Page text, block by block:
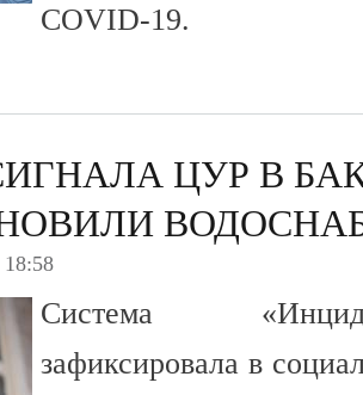
COVID-19.
ЦУР В
18:58
Система
зафиксировала в